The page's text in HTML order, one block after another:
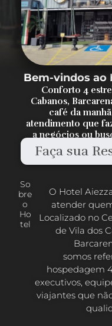
Bem-vindos ao
Conforto 4
Cabanos,
café da
atendimento que
a negócios ou
Faça sua
So
bre
o
Ho
tel
O Hotel
atender
Localizado no
de Vila dos
somos
hospedagem
executivos,
viajantes que